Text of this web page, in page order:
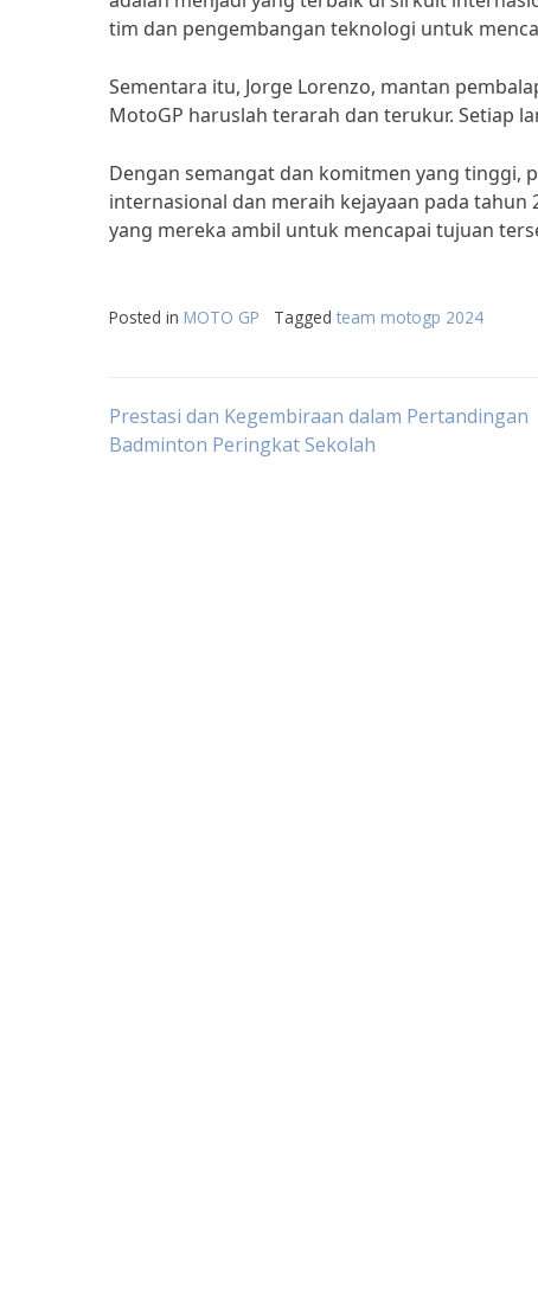
tim dan pengembangan teknologi untuk
Sementara itu, Jorge Lorenzo, mantan
MotoGP haruslah terarah dan terukur. Setiap
Dengan semangat dan komitmen yang tinggi,
internasional dan meraih kejayaan pada
yang mereka ambil untuk mencapai tujuan
Posted in MOTO GP Tagged team motogp 2024
Post
Prestasi dan Kegembiraan dalam Pertandingan
Badminton Peringkat Sekolah